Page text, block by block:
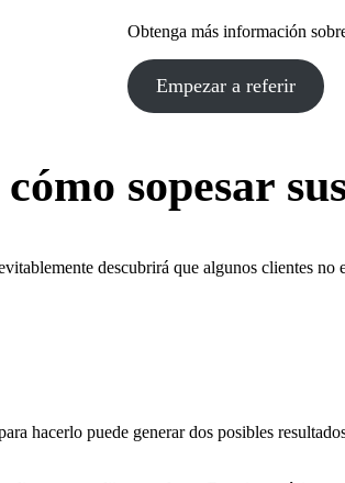
Obtenga más información
Empezar a referir
sopesar
descubrirá que algunos clientes no
hacerlo puede generar dos posibles